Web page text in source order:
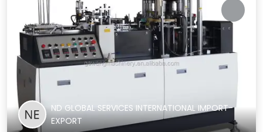
ND GLOBAL SERVICES INTERNATIONAL IMPORT-
EXPORT